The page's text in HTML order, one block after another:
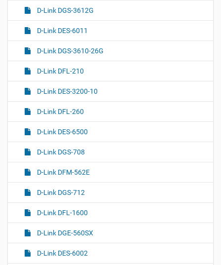
D-Link DGS-3612G
D-Link DES-6011
D-Link DGS-3610-26G
D-Link DFL-210
D-Link DES-3200-10
D-Link DFL-260
D-Link DES-6500
D-Link DGS-708
D-Link DFM-562E
D-Link DGS-712
D-Link DFL-1600
D-Link DGE-560SX
D-Link DES-6002